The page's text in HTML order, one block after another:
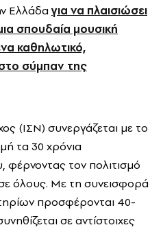
Ελλάδαγια να πλαισιώσει
σπουδαία μουσική
καθηλωτικό,
στο σύμπαν της
(ΙΣΝ) συνεργάζεται με το
τα 30 χρόνια
τον πολιτισμό
όλους. Με τη συνεισφορά
προσφέρονται 40-
σε αντίστοιχες